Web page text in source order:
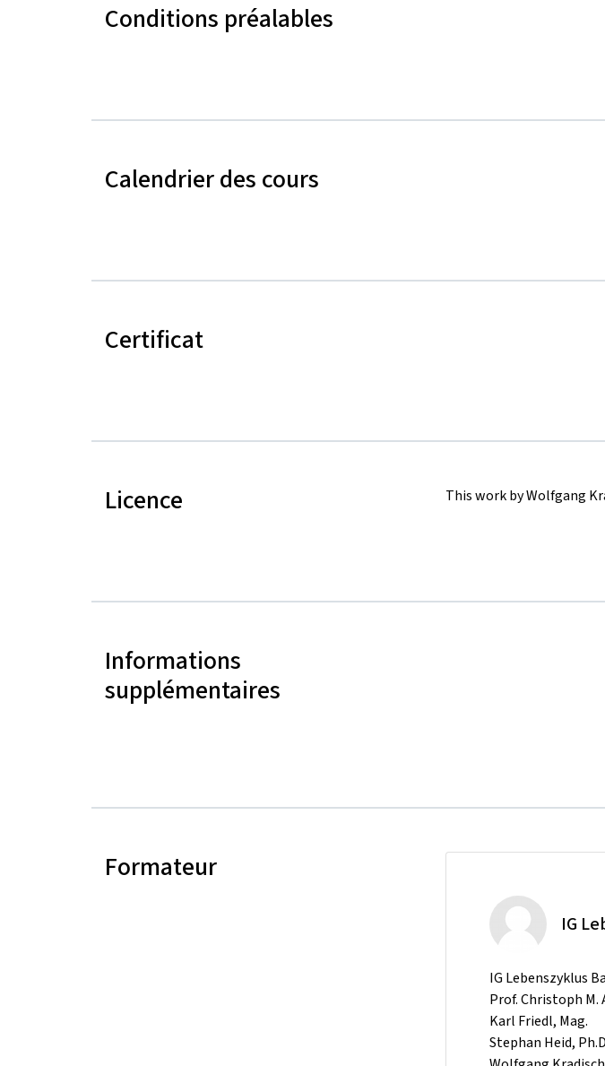
Conditions préalables
Calendrier des cours
Certificat
Licence This work by Wolfgang
Informations
supplémentaires
Formateur
IG
IG Lebenszyklus
Prof. Christoph
Karl Friedl, Mag.
Stephan Heid,